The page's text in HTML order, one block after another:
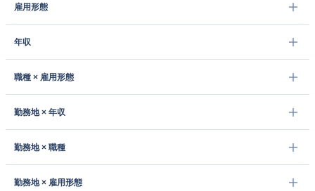
雇用形態
年収
職種 × 雇用形態
勤務地 × 年収
勤務地 × 職種
勤務地 × 雇用形態